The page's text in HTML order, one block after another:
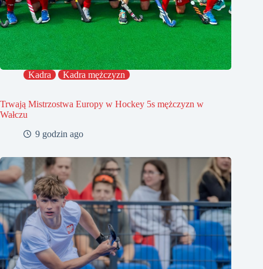
Kadra Kadra mężczyzn
Trwają Mistrzostwa Europy w Hockey 5s mężczyzn w
Wałczu
9 godzin ago